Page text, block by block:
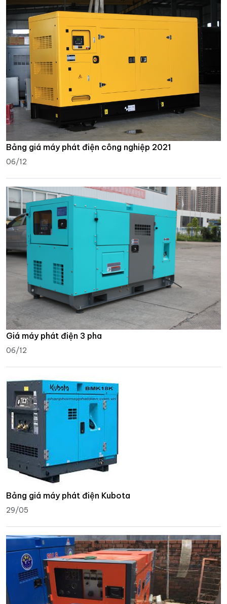
Bảng giá máy phát điện công nghiệp 2021
06/12
Giá máy phát điện 3 pha
06/12
Bảng giá máy phát điện Kubota
29/05